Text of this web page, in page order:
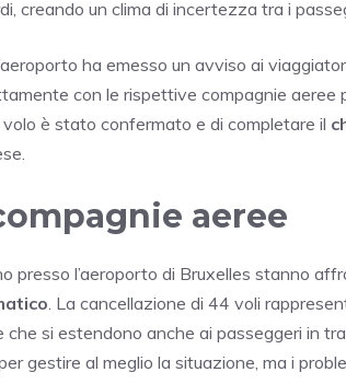
creando un clima di incertezza tra i
ha emesso un avviso ai
con le rispettive compagnie aeree
è stato confermato e di completare il
aeree
presso l’aeroporto di Bruxelles stanno
. La cancellazione di 44 voli
si estendono anche ai passeggeri in
gestire al meglio la situazione, ma i